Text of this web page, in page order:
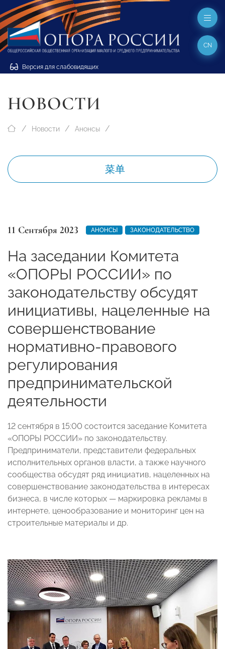
Версия для слабовидящих
CN
НОВОСТИ
Новости Анонсы
菜单
11 Сентября 2023 АНОНСЫ ЗАКОНОДАТЕЛЬСТВО
На заседании Комитета
«ОПОРЫ РОССИИ» по
законодательству обсудят
инициативы, нацеленные на
совершенствование
нормативно-правового
регулирования
предпринимательской
деятельности
12 сентября в 15:00 состоится заседание Комитета
«ОПОРЫ РОССИИ» по законодательству.
Предприниматели, представители федеральных
исполнительных органов власти, а также научного
сообщества обсудят ряд инициатив, нацеленных на
совершенствование законодательства в интересах
бизнеса, в числе которых — маркировка рекламы в
интернете, ценообразование и мониторинг цен на
строительные материалы и др.